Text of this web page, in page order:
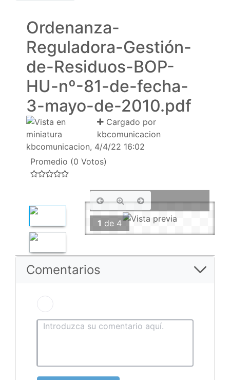
Ordenanza-
Reguladora-Gestión-
de-Residuos-BOP-
HU-nº-81-de-fecha-
3-mayo-de-2010.pdf
Cargado por
kbcomunicacion
kbcomunicacion, 4/4/22 16:02
Promedio (0 Votos)
1 de 4
Comentarios